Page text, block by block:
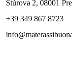
Štúrova 2, 08001
+39 349 867 8723